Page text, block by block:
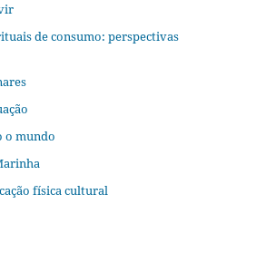
de consumo: perspectivas
o mundo
física cultural